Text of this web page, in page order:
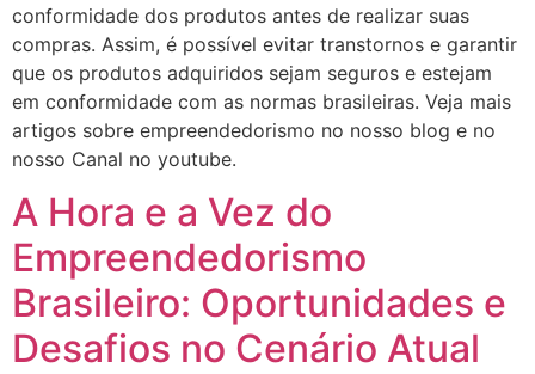
conformidade dos produtos antes de realizar suas
compras. Assim, é possível evitar transtornos e garantir
que os produtos adquiridos sejam seguros e estejam
em conformidade com as normas brasileiras. Veja mais
artigos sobre empreendedorismo no nosso blog e no
nosso Canal no youtube.
A Hora e a Vez do
Empreendedorismo
Brasileiro: Oportunidades e
Desafios no Cenário Atual